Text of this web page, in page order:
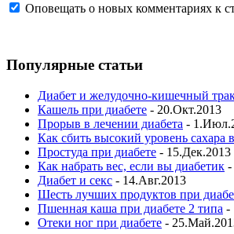
Оповещать о новых комментариях к
Популярные статьи
Диабет и желудочно-кишечный
Кашель при диабете - 20.Окт.2013
Прорыв в лечении диабета -
Как сбить высокий уровень сахара
Простуда при диабете - 15.Дек.2013
Как набрать вес, если вы диабетик -
Диабет и секс - 14.Авг.2013
Шесть лучших продуктов при
Пшенная каша при диабете 2 типа -
Отеки ног при диабете -